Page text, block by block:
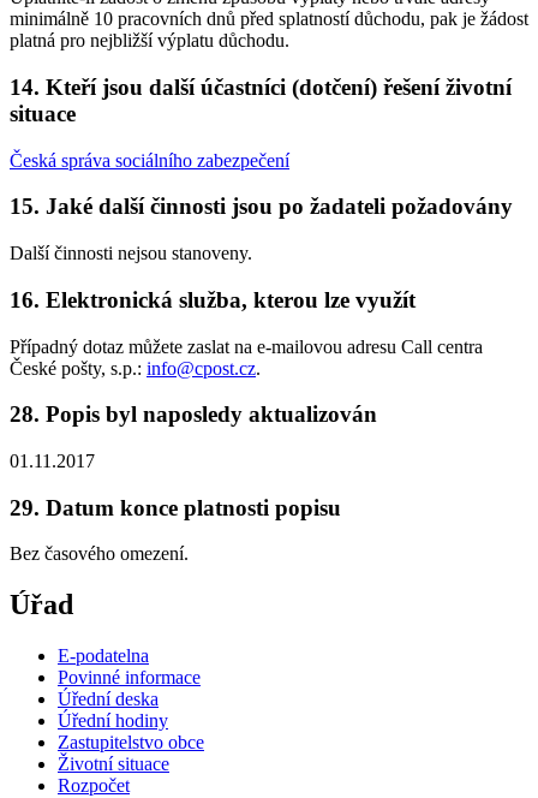
minimálně 10 pracovních dnů před splatností důchodu, pak je žádost
platná pro nejbližší výplatu důchodu.
14. Kteří jsou další účastníci (dotčení) řešení životní
situace
Česká správa sociálního zabezpečení
15. Jaké další činnosti jsou po žadateli požadovány
Další činnosti nejsou stanoveny.
16. Elektronická služba, kterou lze využít
Případný dotaz můžete zaslat na e-mailovou adresu Call centra
České pošty, s.p.: info@cpost.cz.
28. Popis byl naposledy aktualizován
01.11.2017
29. Datum konce platnosti popisu
Bez časového omezení.
Úřad
E-podatelna
Povinné informace
Úřední deska
Úřední hodiny
Zastupitelstvo obce
Životní situace
Rozpočet